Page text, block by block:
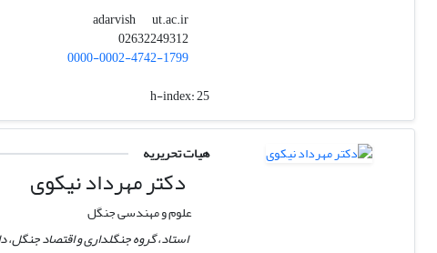
adarvish
ut.ac.ir
02632249312
0000-0002-4742-1799
h-index:25
هیات تحریریه
دکتر مهرداد نیکوی
علوم و مهندسی جنگل
استاد،‌ گروه جنگلداری و اقتصاد جنگل،